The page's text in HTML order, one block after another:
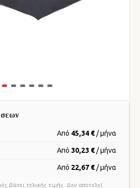
Από 45,34 € / μήνα
Από 30,23 € / μήνα
Από 22,67 € / μήνα
βάσει τελικής τιμής. Δεν αποτελεί